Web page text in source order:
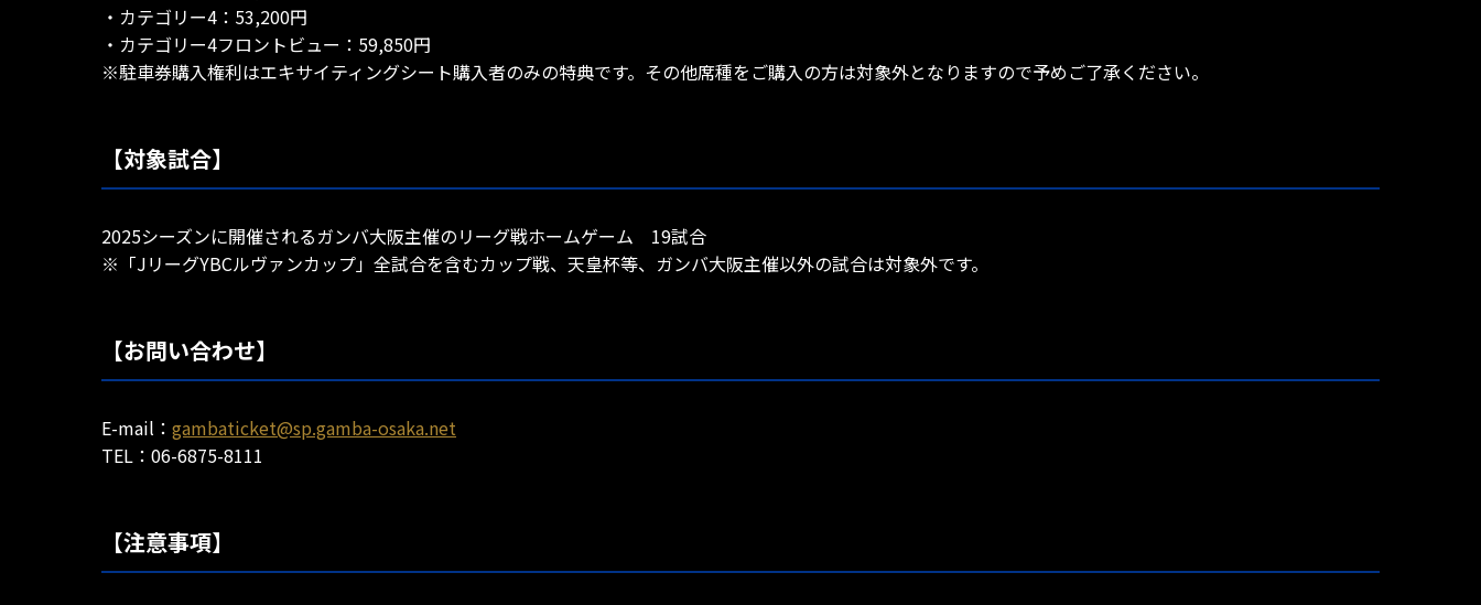
・カテゴリー4：53,200円
・カテゴリー4フロントビュー：59,850円
※駐車券購入権利はエキサイティングシート購入者のみの特典です。その他席種をご購入の方は対象外となりますので予めご了承ください。
【対象試合】
2025シーズンに開催されるガンバ大阪主催のリーグ戦ホームゲーム 19試合
※「JリーグYBCルヴァンカップ」全試合を含むカップ戦、天皇杯等、ガンバ大阪主催以外の試合は対象外です。
【お問い合わせ】
E-mail： gambaticket@sp.gamba-osaka.net
TEL：06-6875-8111
【注意事項】